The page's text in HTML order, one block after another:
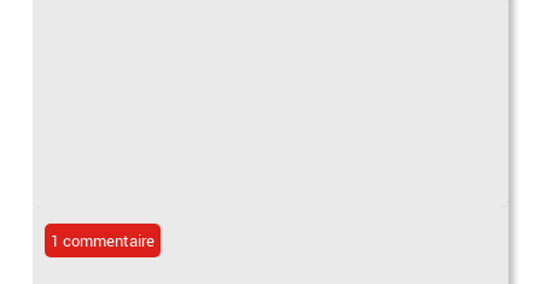
1 commentaire